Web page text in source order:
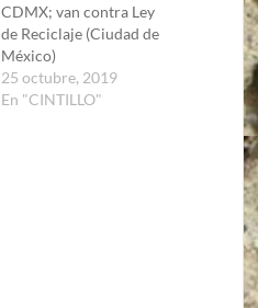
CDMX; van contra Ley
de Reciclaje (Ciudad de
México)
25 octubre, 2019
En "CINTILLO"